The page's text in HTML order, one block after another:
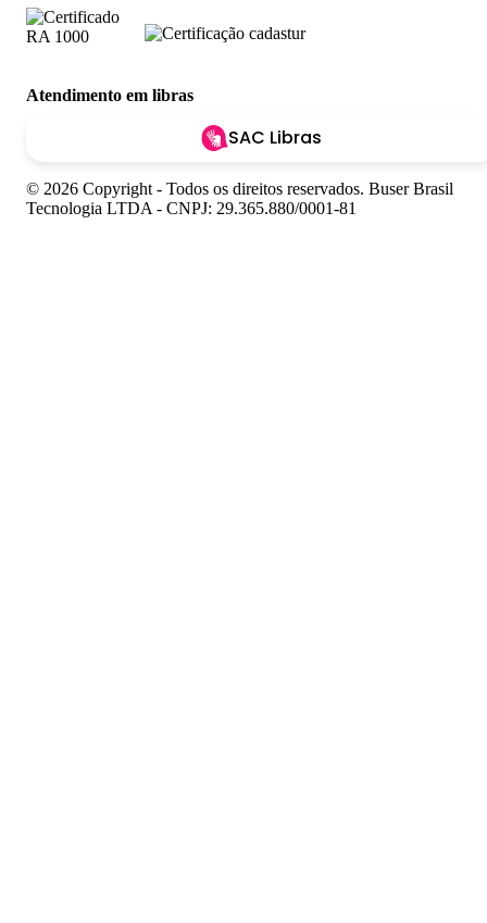
Atendimento em libras
SAC Libras
© 2026 Copyright - Todos os direitos reservados. Buser Brasil
Tecnologia LTDA - CNPJ: 29.365.880/0001-81